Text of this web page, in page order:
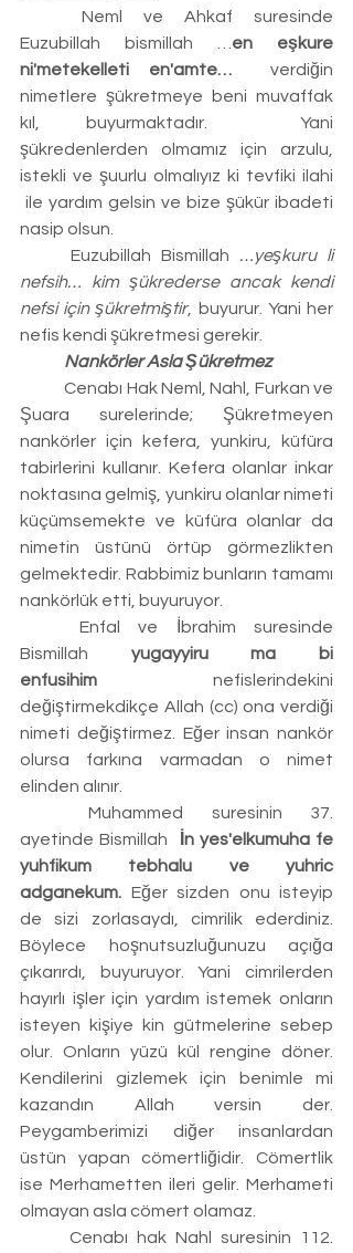
Euzubillah bismillah … en eşkure
ni'metekelleti en'amte…
verdiğin
nimetlere şükretmeye beni muvaffak
kıl, buyurmaktadır.  Yani
şükredenlerden olmamız için arzulu,
istekli ve şuurlu olmalıyız ki tevfiki ilahi
ile yardım gelsin ve bize şükür ibadeti
nasip olsun.
	Euzubillah Bismillah
…yeşkuru li
nefsih… kim şükrederse ancak kendi
nefsi için şükretmiştir, buyurur. Yani her
nefis kendi şükretmesi gerekir.
	Nankörler Asla Şükretmez
	Cenabı Hak Neml, Nahl, Furkan ve
Şuara surelerinde; Şükretmeyen
nankörler için kefera, yunkiru, küfüra
tabirlerini kullanır. Kefera olanlar inkar
noktasına gelmiş, yunkiru olanlar nimeti
küçümsemekte ve küfüra olanlar da
nimetin üstünü örtüp görmezlikten
gelmektedir. Rabbimiz bunların tamamı
nankörlük etti, buyuruyor.
Bismillah yugayyiru ma bi
enfusihim nefislerindekini
değiştirmekdikçe Allah (cc) ona verdiği
nimeti değiştirmez. Eğer insan nankör
olursa farkına varmadan o nimet
elinden alınır.
	Muhammed suresinin 37.
ayetinde Bismillah
İn yes'elkumuha fe
yuhfikum tebhalu ve yuhric
adganekum. Eğer sizden onu isteyip
de sizi zorlasaydı, cimrilik ederdiniz.
Böylece hoşnutsuzluğunuzu açığa
çıkarırdı, buyuruyor. Yani cimrilerden
hayırlı işler için yardım istemek onların
isteyen kişiye kin gütmelerine sebep
olur. Onların yüzü kül rengine döner.
Kendilerini gizlemek için benimle mi
kazandın Allah versin der.
Peygamberimizi diğer insanlardan
üstün yapan cömertliğidir. Cömertlik
ise Merhametten ileri gelir. Merhameti
olmayan asla cömert olamaz.